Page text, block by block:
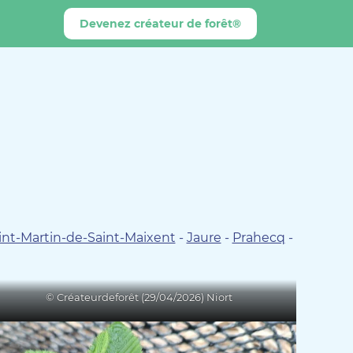
Devenez créateur de forêt®
Martin-de-Saint-Maixent - Jaure - Prahecq -
© Créateurdeforêt (29/04/2026) Niort